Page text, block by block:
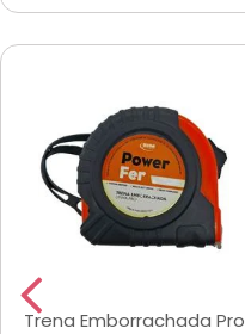
Trena Emborrachada Pro